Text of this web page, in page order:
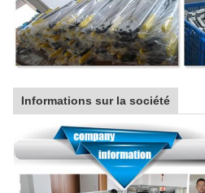
Informations sur la société